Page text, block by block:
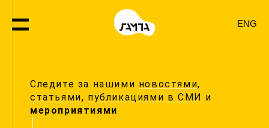
ENG
Следите за нашими новостями,
статьями, публикациями в СМИ и
мероприятиями